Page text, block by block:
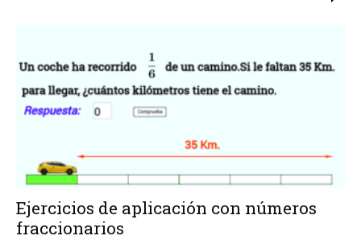
Ejercicios de aplicación con números
fraccionarios